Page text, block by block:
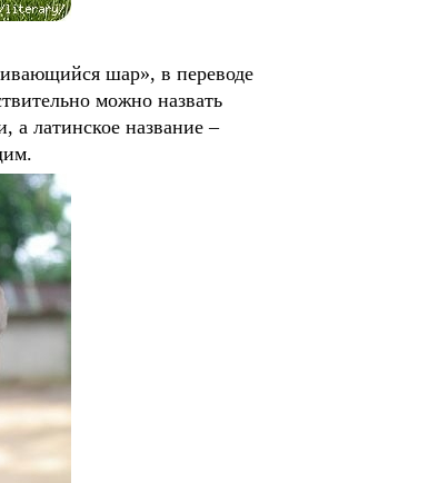
шар», в переводе
можно назвать
латинское название –